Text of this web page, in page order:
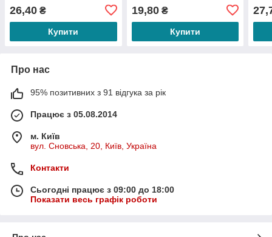
26,40 ₴
Купити
19,80₴
Купити
Про нас
95% позитивних з 91 відгука за рік
Працює з 05.08.2014
м. Київ
вул. Сновська, 20, Київ, Україна
Контакти
Сьогодні працює з 09:00 до 18:00
Показати весь графік роботи